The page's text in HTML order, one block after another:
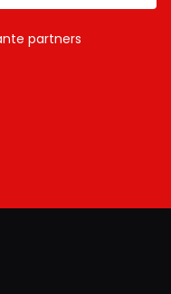
partners